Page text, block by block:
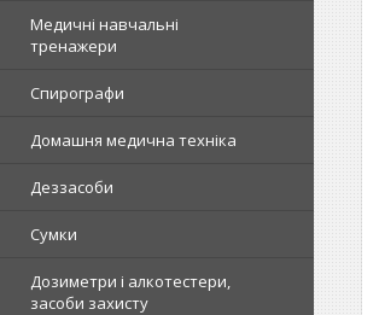
Медичні навчальні
тренажери
Спирографи
Домашня медична техніка
Деззасоби
Сумки
Дозиметри і алкотестери,
засоби захисту